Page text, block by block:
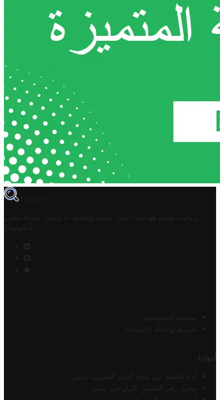
TROVIT
تروفيت تونس هو دليل أعمال تملكه وتحتفظ به وتديره
شركة مخزن
التكنولوجيا
سياسة الخصوصية
شروط وأحكام الاستخدام
أدواتنا
أداة التحقق من صحة الرقم الضريبي تونس
محول رقم الحساب الآيبان في تونس